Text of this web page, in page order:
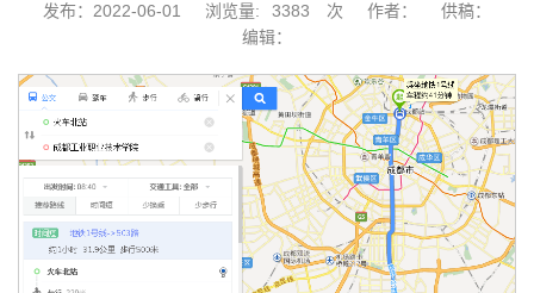
发布：2022-06-01 浏览量: 3383 次 作者：
供稿：
编辑：